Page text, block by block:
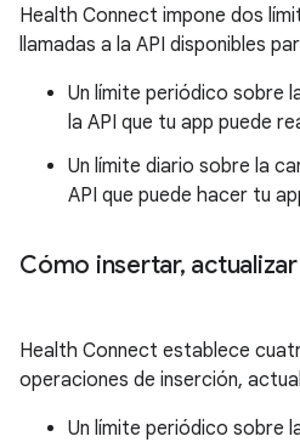
Health Connect impone dos
llamadas a la API disponibles
Un límite periódico sobre
la API que tu app puede
Un límite diario sobre la
API que puede hacer tu
Cómo insertar,
Health Connect establece
operaciones de inserción,
Un límite periódico sobre